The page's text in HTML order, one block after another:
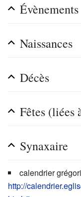
Évènements
Naissances
Décès
Fêtes (liées
Synaxaire
calendrier
http://